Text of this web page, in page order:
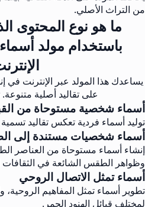
من التراث الأصلي.
ما هو نوع المحتوى
باستخدام مولد أسماء
يساعدك هذا المولد عبر الإنترنت في
على تقاليد أصلية
أسماء شخصية مستوحاة من
توليد أسماء فردية تعكس تقاليد
أسماء شخصيات مستندة إلى
إنشاء أسماء مستوحاة من العناصر
وظواهر الطقس الشائعة في الثقافات
أسماء تمثل الاتصال الروحي
تطوير أسماء تمثل المفاهيم الروحية،
لمختلف قبائل الهنود الحمر.